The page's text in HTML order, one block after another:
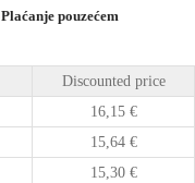
Plaćanje pouzećem
Discounted price
16,15 €
15,64 €
15,30 €